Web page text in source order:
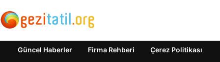
Güncel Haberler Firma Rehberi Çerez Politikası